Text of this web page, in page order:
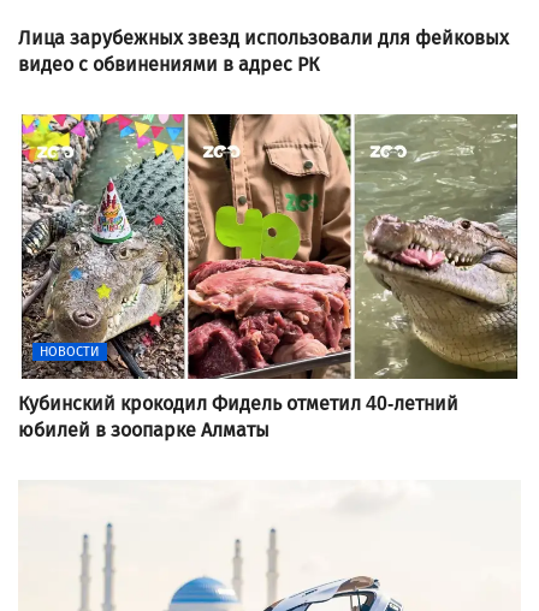
Лица зарубежных звезд использовали для фейковых
видео с обвинениями в адрес РК
НОВОСТИ
Кубинский крокодил Фидель отметил 40-летний
юбилей в зоопарке Алматы